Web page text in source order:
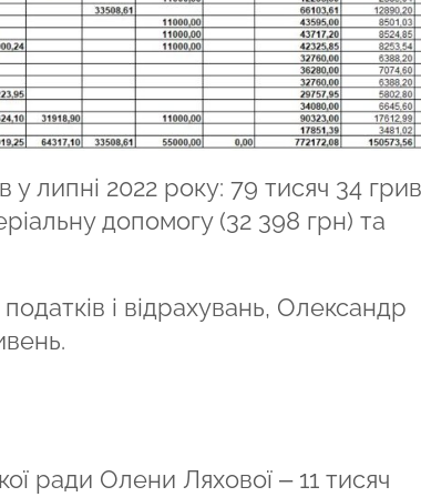
липні 2022 року: 79 тисяч 34
допомогу (32 398 грн) та
і відрахувань, Олександр
ради Олени Ляхової – 11 тисяч